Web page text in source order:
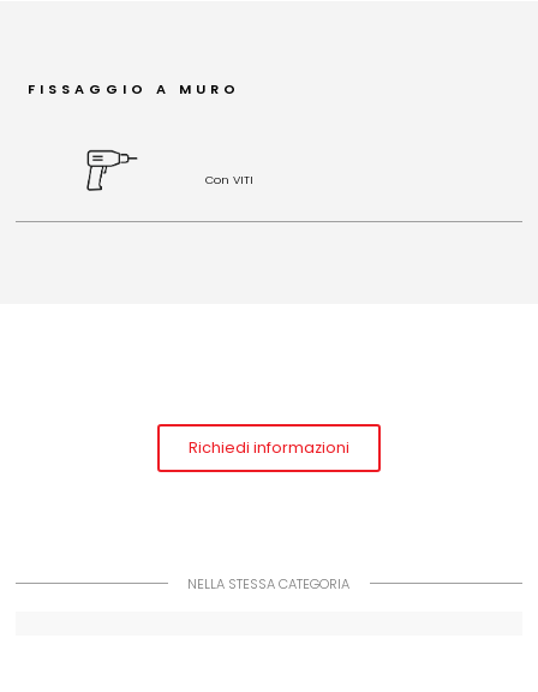
FISSAGGIO A MURO
Con VITI
Richiedi informazioni
NELLA STESSA CATEGORIA